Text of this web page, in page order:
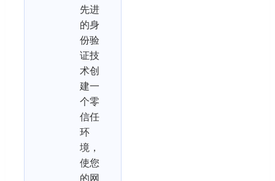
先进
的身
份验
证技
术创
建一
个零
信任
环
境，
使您
的网